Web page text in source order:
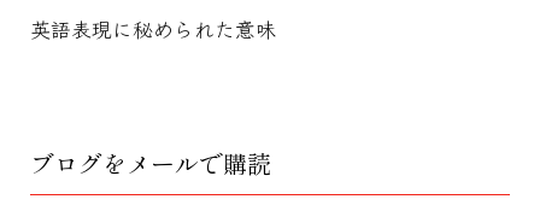
英語表現に秘められた意味
ブログをメールで購読